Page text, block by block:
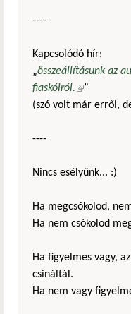
----
Kapcsolódó hír:
„összeállításunk az
fiaskóiról.(külső
”
(szó volt már erről,
----
Nincs esélyünk... :)
Ha megcsókolod,
Ha nem csókolod
Ha figyelmes vagy,
csináltál.
Ha nem vagy